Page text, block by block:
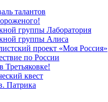
талантов
группы Лаборатория
группы Алиса
проект «Моя Россия»
по России
Третьяковке!
квест
Патрика